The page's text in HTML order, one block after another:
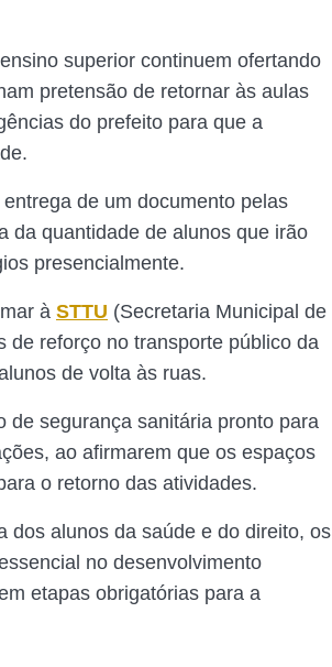
superior continuem ofertando
pretensão de retornar às aulas
do prefeito para que a
de um documento pelas
da quantidade de alunos que irão
presencialmente.
à STTU (Secretaria Municipal de
de reforço no transporte público da
de volta às ruas.
de segurança sanitária pronto para
ao afirmarem que os espaços
o retorno das atividades.
dos alunos da saúde e do direito, os
no desenvolvimento
etapas obrigatórias para a